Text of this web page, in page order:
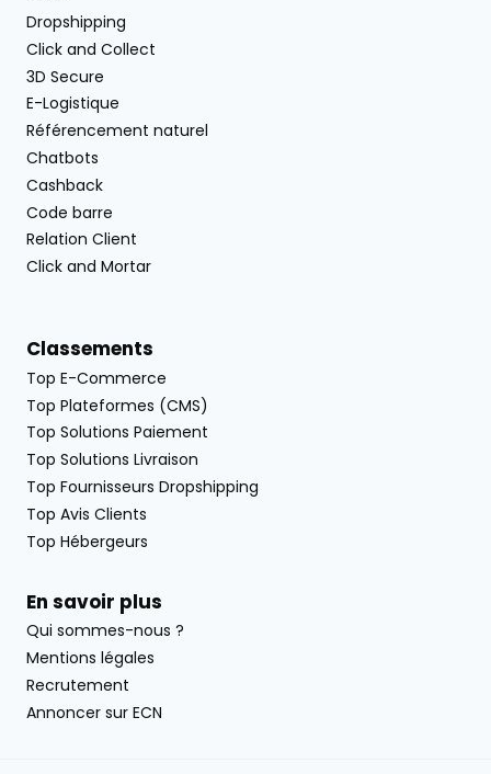
Dropshipping
Click and Collect
3D Secure
E-Logistique
Référencement naturel
Chatbots
Cashback
Code barre
Relation Client
Click and Mortar
Classements
Top E-Commerce
Top Plateformes (CMS)
Top Solutions Paiement
Top Solutions Livraison
Top Fournisseurs Dropshipping
Top Avis Clients
Top Hébergeurs
En savoir plus
Qui sommes-nous ?
Mentions légales
Recrutement
Annoncer sur ECN